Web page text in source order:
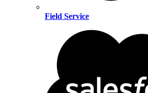
Field Service